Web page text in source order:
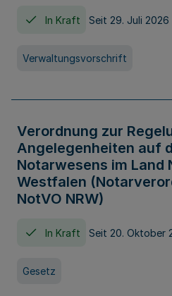
In Kraft Seit 29. Juli 2026
Verwaltungsvorschrift
Verordnung zur
Angelegenheiten auf
Notarwesens im Land
Westfalen
NotVO NRW)
In Kraft Seit 20. Oktober
Gesetz